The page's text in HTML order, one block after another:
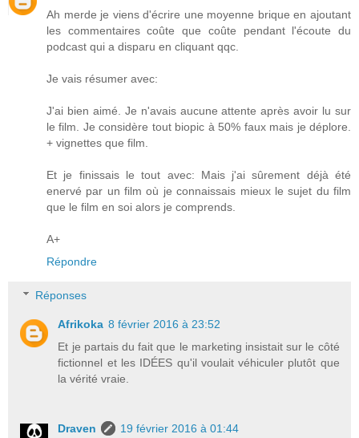
Ah merde je viens d'écrire une moyenne brique en ajoutant
les commentaires coûte que coûte pendant l'écoute du
podcast qui a disparu en cliquant qqc.
Je vais résumer avec:
J'ai bien aimé. Je n'avais aucune attente après avoir lu sur
le film. Je considère tout biopic à 50% faux mais je déplore.
+ vignettes que film.
Et je finissais le tout avec: Mais j'ai sûrement déjà été
enervé par un film où je connaissais mieux le sujet du film
que le film en soi alors je comprends.
A+
Répondre
Réponses
Afrikoka 8 février 2016 à 23:52
Et je partais du fait que le marketing insistait sur le côté
fictionnel et les IDÉES qu'il voulait véhiculer plutôt que
la vérité vraie.
Draven
19 février 2016 à 01:44